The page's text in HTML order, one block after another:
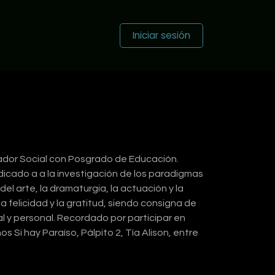
Novedades de los Talentos
Iniciar sesión
Social con Posgrado de Educación.
a a la investigación de los paradigmas
arte, la dramaturgia, la actuación y la
felicidad y la gratitud, siendo consigna de
y personal. Recordado por participar en
Si hay Paraíso, Pálpito 2, Tía Alison, entre